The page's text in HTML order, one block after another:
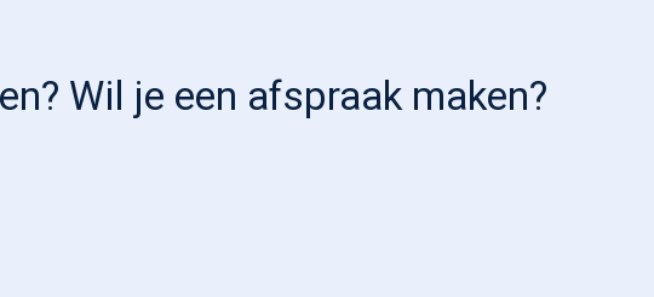
Wil je een afspraak maken?